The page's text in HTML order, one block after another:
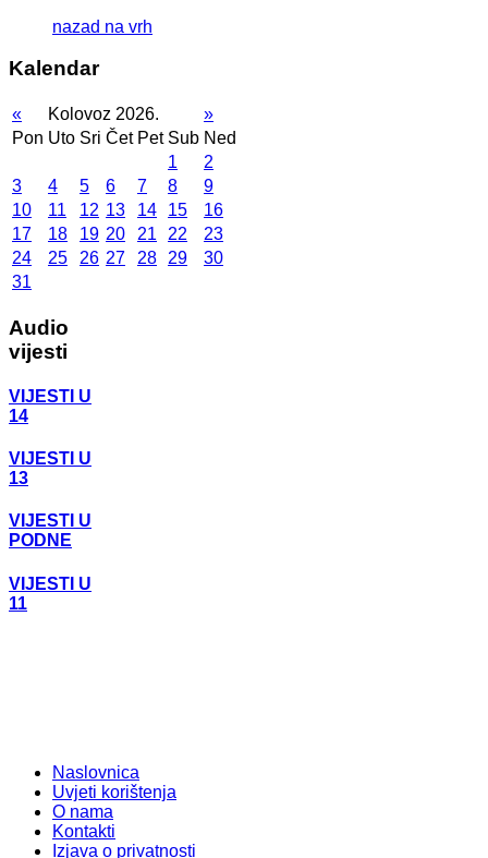
nazad na vrh
Kalendar
« Kolovoz 2026.
»
Pon Uto Sri Čet Pet Sub Ned
1
2
3
4 5 6 7 8
9
10
11 12 13 14 15
16
17
18 19 20 21 22
23
24
25 26 27 28 29
30
31
Audio
vijesti
VIJESTI U
14
VIJESTI U
13
VIJESTI U
PODNE
VIJESTI U
11
Naslovnica
Uvjeti korištenja
O nama
Kontakti
Izjava o privatnosti